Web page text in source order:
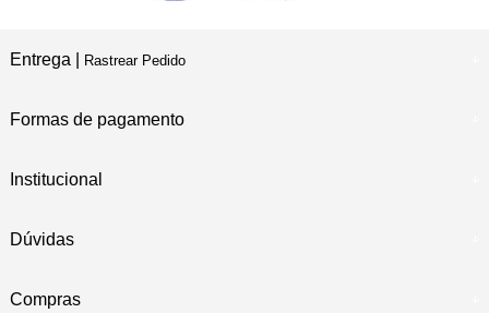
Entrega | Rastrear Pedido
Formas de pagamento
Institucional
Dúvidas
Compras